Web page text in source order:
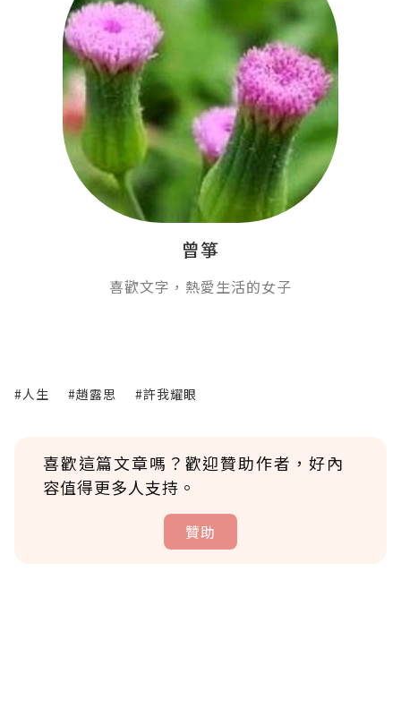
曾箏
喜歡文字，熱愛生活的女子
#人生 #趙露思 #許我耀眼
喜歡這篇文章嗎？歡迎贊助作者，好內
容值得更多人支持。
贊助